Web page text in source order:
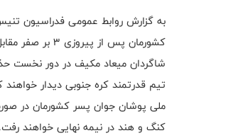
به گزارش روابط عمومی فدراسیون
کشورمان پس از پیروزی ۳ بر صفر مقابل ویتنام و قزاقستان به عنوان صدرنشین راهی مرحله حذفی شد.
تیم قدرتمند کره جنوبی دیدار خواهند
ملی پوشان جوان پسر کشورمان در
کنگ و هند در نیمه نهایی خواهند رفت.